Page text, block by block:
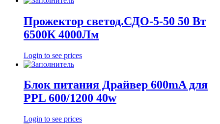
Прожектор светод.СДО-5-50 50 Вт
6500К 4000Лм
Login to see prices
Блок питания Драйвер 600mA для
PPL 600/1200 40w
Login to see prices